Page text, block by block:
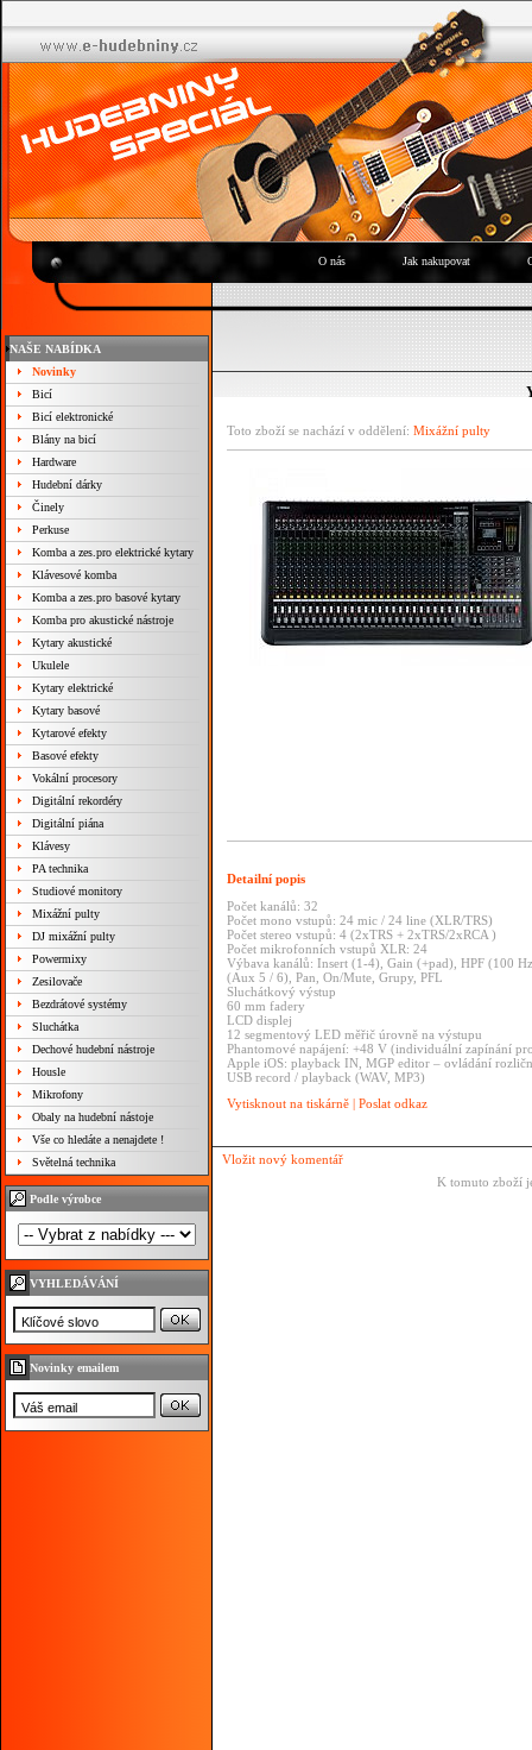
O nás Jak nakupovat
NAŠE NABÍDKA
Novinky
Bicí
Bicí elektronické
Blány na bicí
Hardware
Hudební dárky
Činely
Perkuse
Komba a zes.pro elektrické kytary
Klávesové komba
Komba a zes.pro basové kytary
Komba pro akustické nástroje
Kytary akustické
Ukulele
Kytary elektrické
Kytary basové
Kytarové efekty
Basové efekty
Vokální procesory
Digitální rekordéry
Digitální piána
Klávesy
PA technika
Studiové monitory
Mixážní pulty
DJ mixážní pulty
Powermixy
Zesilovače
Bezdrátové systémy
Sluchátka
Dechové hudební nástroje
Housle
Mikrofony
Obaly na hudební nástoje
Vše co hledáte a nenajdete !
Světelná technika
Podle výrobce
VYHLEDÁVÁNÍ
Novinky emailem
Toto zboží se nachází v oddělení: Mixážní pulty
Detailní popis
Počet kanálů: 32
Počet mono vstupů: 24 mic / 24 line (XLR/TRS)
Počet stereo vstupů: 4 (2xTRS + 2xTRS/2xRCA )
Počet mikrofonních vstupů XLR: 24
Výbava kanálů: Insert (1-4), Gain (+pad), HPF (100
(Aux 5 / 6), Pan, On/Mute, Grupy, PFL
Sluchátkový výstup
60 mm fadery
LCD displej
12 segmentový LED měřič úrovně na výstupu
Phantomové napájení: +48 V (individuální zapínání
Apple iOS: playback IN, MGP editor – ovládání
USB record / playback (WAV, MP3)
Vytisknout na tiskárně | Poslat odkaz
Vložit nový komentář
K tomuto zboží